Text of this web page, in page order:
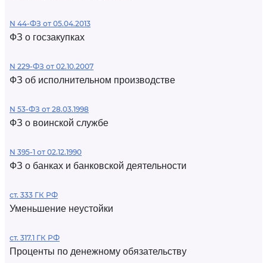
N 44-ФЗ от 05.04.2013
ФЗ о госзакупках
N 229-ФЗ от 02.10.2007
ФЗ об исполнительном производстве
N 53-ФЗ от 28.03.1998
ФЗ о воинской службе
N 395-1 от 02.12.1990
ФЗ о банках и банковской деятельности
ст. 333 ГК РФ
Уменьшение неустойки
ст. 317.1 ГК РФ
Проценты по денежному обязательству